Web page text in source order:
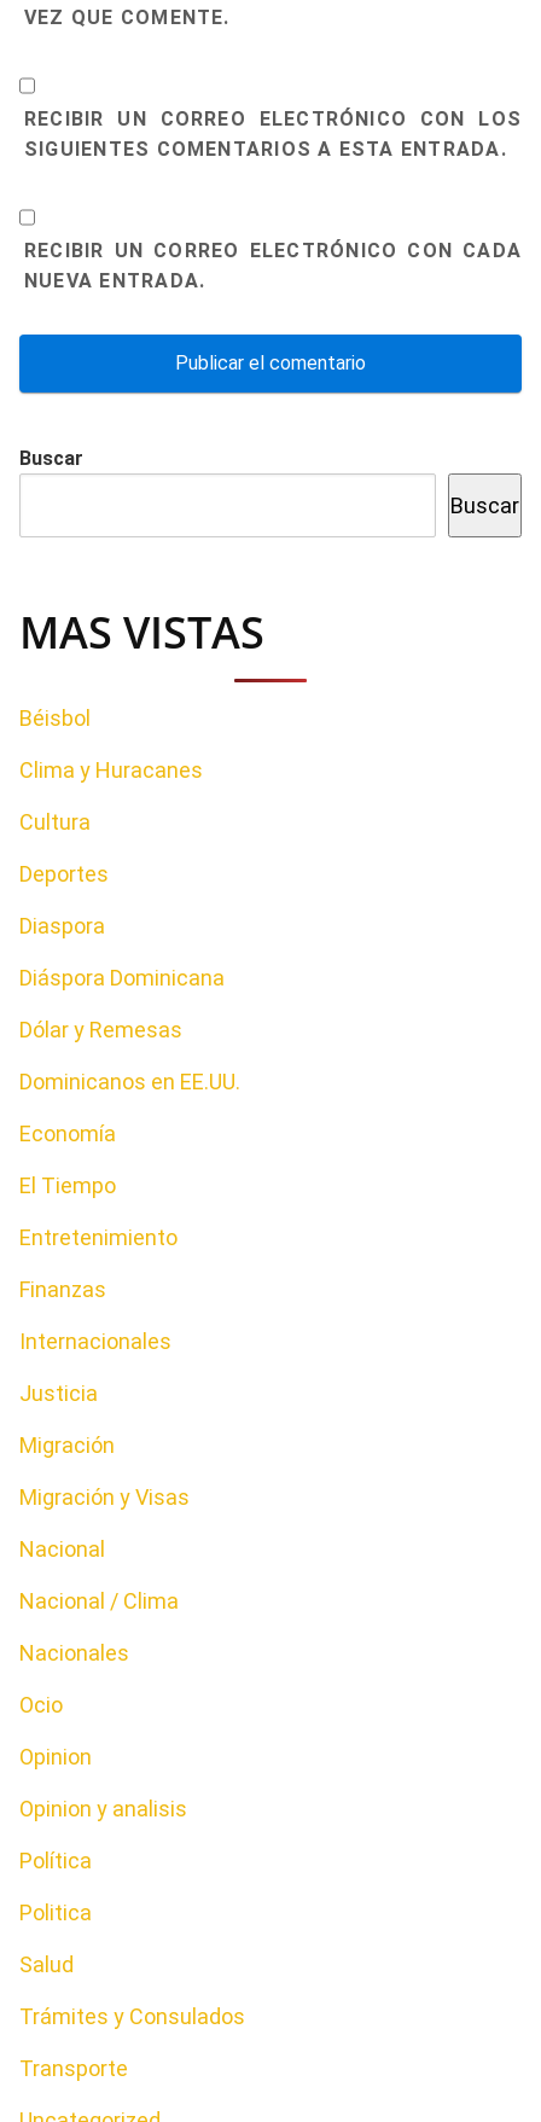
VEZ QUE COMENTE.
RECIBIR UN CORREO ELECTRÓNICO CON LOS
SIGUIENTES COMENTARIOS A ESTA ENTRADA.
RECIBIR UN CORREO ELECTRÓNICO CON CADA
NUEVA ENTRADA.
Buscar
Buscar
MAS VISTAS
Béisbol
Clima y Huracanes
Cultura
Deportes
Diaspora
Diáspora Dominicana
Dólar y Remesas
Dominicanos en EE.UU.
Economía
El Tiempo
Entretenimiento
Finanzas
Internacionales
Justicia
Migración
Migración y Visas
Nacional
Nacional / Clima
Nacionales
Ocio
Opinion
Opinion y analisis
Política
Politica
Salud
Trámites y Consulados
Transporte